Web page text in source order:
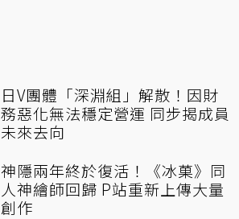
日V團體「深淵組」解散！因財
務惡化無法穩定營運 同步揭成員
未來去向
神隱兩年終於復活！《冰菓》同
人神繪師回歸 P站重新上傳大量
創作